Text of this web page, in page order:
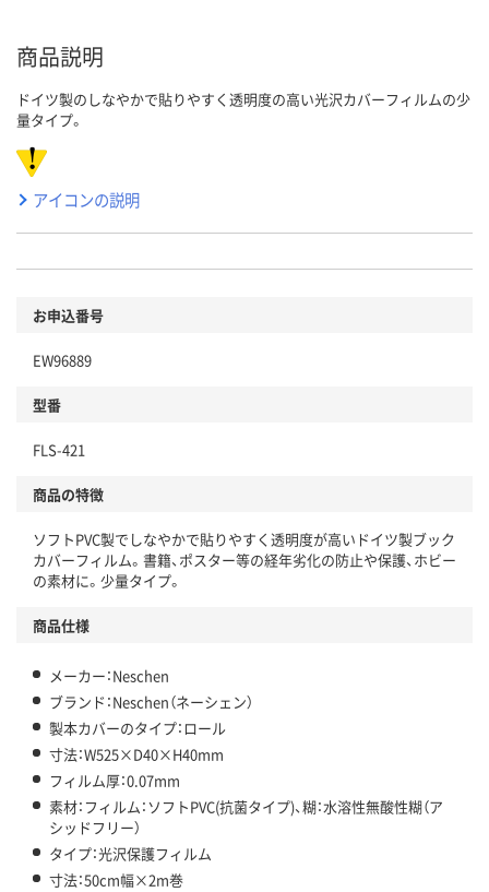
商品説明
ドイツ製のしなやかで貼りやすく透明度の高い光沢カバーフィルムの少
量タイプ。
アイコンの説明
お申込番号
EW96889
型番
FLS-421
商品の特徴
ソフトPVC製でしなやかで貼りやすく透明度が高いドイツ製ブック
カバーフィルム。書籍、ポスター等の経年劣化の防止や保護、ホビー
の素材に。少量タイプ。
商品仕様
メーカー：Neschen
ブランド：Neschen（ネーシェン）
製本カバーのタイプ：ロール
寸法：W525×D40×H40mm
フィルム厚：0.07mm
素材：フィルム：ソフトPVC(抗菌タイプ)、糊：水溶性無酸性糊（ア
シッドフリー）
タイプ：光沢保護フィルム
寸法：50cm幅×2m巻